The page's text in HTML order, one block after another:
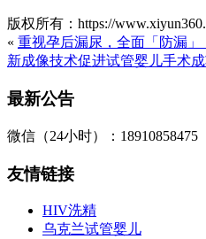
版权所有：https://
« 重视孕后漏尿，全面「防漏」
新成像技术促进试管婴儿手术
最新公告
微信（24小时）：18910858475
友情链接
HIV洗精
乌克兰试管婴儿